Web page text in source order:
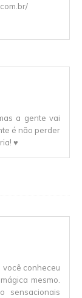
a gente vai
é não perder
♥
você conheceu
mesmo.
sensacionais